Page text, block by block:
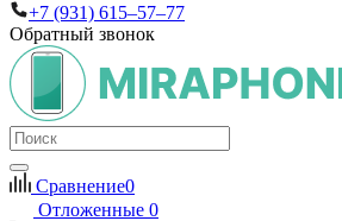
+7 (931) 615‒57‒77
Обратный звонок
Сравнение0
Отложенные 0